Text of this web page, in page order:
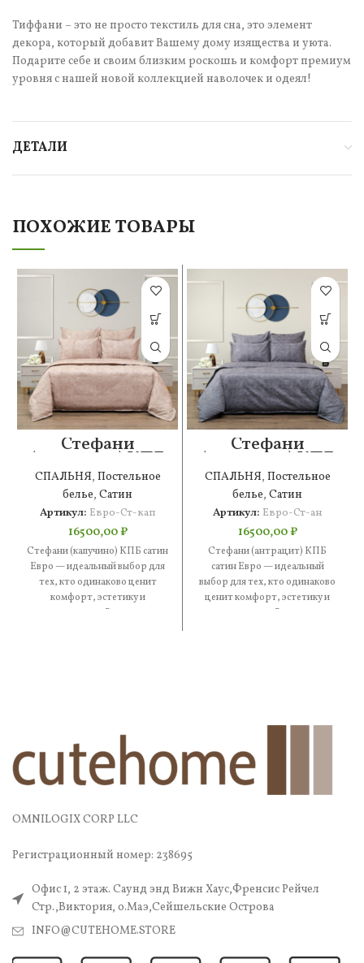
Тиффани – это не просто текстиль для сна, это элемент
декора, который добавит Вашему дому изящества и уюта.
Подарите себе и своим близким роскошь и комфорт премиум
уровня с нашей новой коллекцией наволочек и одеял!
ДЕТАЛИ
ПОХОЖИЕ ТОВАРЫ
Стефани
(капучино) КПБ
сатин Евро
СПАЛЬНЯ, Постельное
белье, Сатин
Артикул: Евро-Ст-кап
16500,00₽
Стефани (капучино) КПБ сатин
Евро — идеальный выбор для
тех, кто одинаково ценит
комфорт, эстетику и
практичность. В составе —
Стефани
(антрацит) КПБ
сатин Евро
СПАЛЬНЯ, Постельное
белье, Сатин
Артикул: Евро-Ст-ан
16500,00₽
Стефани (антрацит) КПБ
сатин Евро — идеальный
выбор для тех, кто одинаково
ценит комфорт, эстетику и
практичность. В составе —
OMNILOGIX CORP LLC
Регистрационный номер: 238695
Офис 1, 2 этаж. Саунд энд Вижн Хаус,Френсис Рейчел
Стр.,Виктория, о.Маэ,Сейшельские Острова
INFO@CUTEHOME.STORE